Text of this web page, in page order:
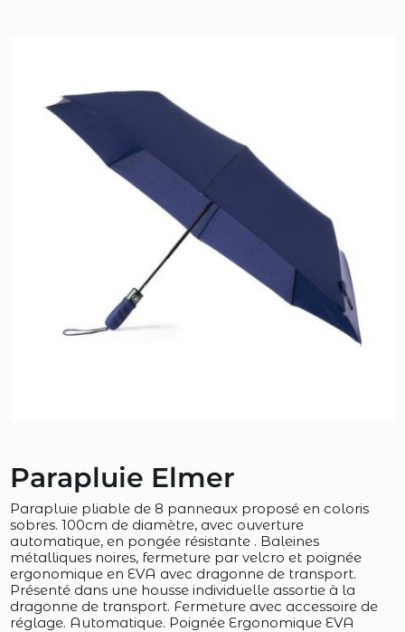
Parapluie Elmer
Parapluie pliable de 8 panneaux proposé en coloris
sobres. 100cm de diamètre, avec ouverture
automatique, en pongée résistante . Baleines
métalliques noires, fermeture par velcro et poignée
ergonomique en EVA avec dragonne de transport.
Présenté dans une housse individuelle assortie à la
dragonne de transport. Fermeture avec accessoire de
réglage. Automatique. Poignée Ergonomique EVA